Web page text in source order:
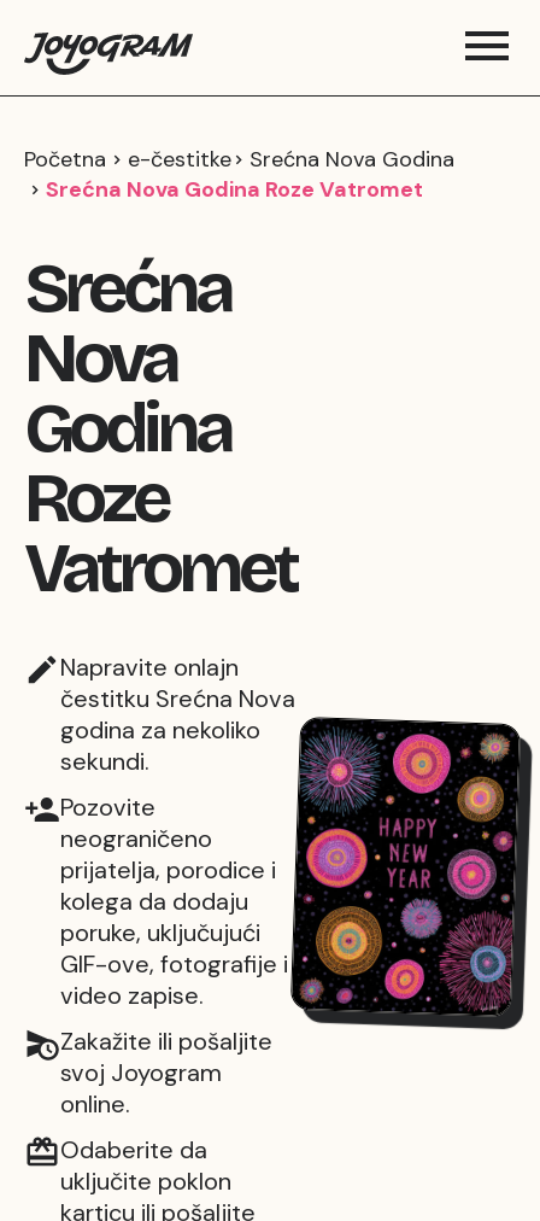
Početna e-čestitke
Srećna Nova Godina
Srećna Nova Godina Roze Vatromet
Srećna
Nova
Godina
Roze
Vatromet
Napravite onlajn
čestitku Srećna Nova
godina za nekoliko
sekundi.
Pozovite
neograničeno
prijatelja, porodice i
kolega da dodaju
poruke, uključujući
GIF-ove, fotografije i
video zapise.
Zakažite ili pošaljite
svoj Joyogram
online.
Odaberite da
uključite poklon
karticu ili pošaljite